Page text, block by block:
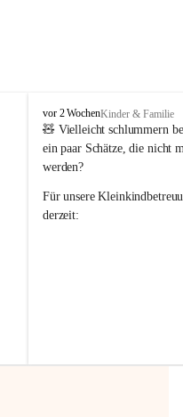
F
r
a
x
r
n
vor 2 WochenKinder & Familie
🧸 Vielleicht schlummern
ein paar Schätze, die nicht
werden?
Für unsere
derzeit: